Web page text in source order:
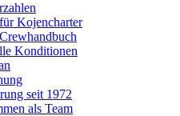
Kojencharter
Konditionen
seit 1972
als Team